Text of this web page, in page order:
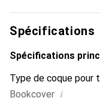
marque Noreve est
exigeante.
Spécifications
Spécifications
Type de coque pour
Bookcover i